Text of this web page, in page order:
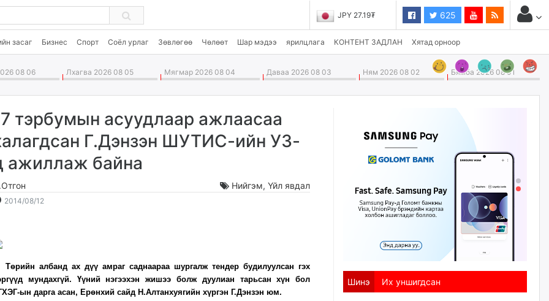
JPY 27.19₮ 625
засаг Бизнес Спорт Соёл урлаг Зөвлөгөө Чөлөөт Шар мэдээ ярилцлага КОНТЕНТ ЗАДЛАН Хятад орноор
08 06 Лхагва 2026 08 05 Мягмар 2026 08 04 Даваа 2026 08 03 Ням 2026 08 02 Бямба 2026 08 01
тэрбумын асуудлаар ажлаасаа
Г.Дэнзэн ШУТИС-ийн УЗ-
ажиллаж байна
Нийгэм,Үйл явдал
2014/08/12
албанд ах дүү амраг саднаараа шургалж тендер будилуулсан гэх
мундахгүй. Үүний нэгээхэн жишээ болж дуулиан тарьсан хүн бол
ын дарга асан, Ерөнхий сайд Н.Алтанхуягийн хүргэн Г.Дэнзэн юм.
Шинэ Их уншигдсан